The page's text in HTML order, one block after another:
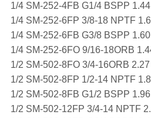
1/4 SM-252-4FB G1/4 BSPP
1/4 SM-252-6FP 3/8-18 NPTF
1/4 SM-252-6FB G3/8 BSPP
1/4 SM-252-6FO 9/16-18ORB
1/2 SM-502-8FO 3/4-16ORB
1/2 SM-502-8FP 1/2-14 NPTF
1/2 SM-502-8FB G1/2 BSPP
1/2 SM-502-12FP 3/4-14 NPTF